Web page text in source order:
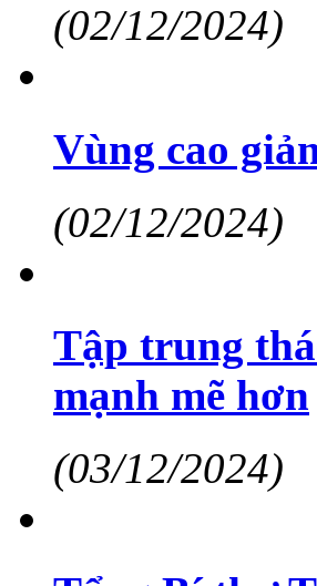
(02/12/2024)
Vùng cao
(02/12/2024)
Tập trung
mạnh mẽ hơn
(03/12/2024)